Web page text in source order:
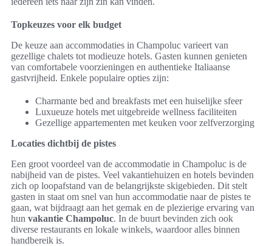
Topkeuzes voor elk budget
De keuze aan accommodaties in Champoluc varieert van
gezellige chalets tot modieuze hotels. Gasten kunnen genieten
van comfortabele voorzieningen en authentieke Italiaanse
gastvrijheid. Enkele populaire opties zijn:
Charmante bed and breakfasts met een huiselijke sfeer
Luxueuze hotels met uitgebreide wellness faciliteiten
Gezellige appartementen met keuken voor zelfverzorging
Locaties dichtbij de pistes
Een groot voordeel van de accommodatie in Champoluc is de
nabijheid van de pistes. Veel vakantiehuizen en hotels bevinden
zich op loopafstand van de belangrijkste skigebieden. Dit stelt
gasten in staat om snel van hun accommodatie naar de pistes te
gaan, wat bijdraagt aan het gemak en de plezierige ervaring van
hun vakantie Champoluc. In de buurt bevinden zich ook
diverse restaurants en lokale winkels, waardoor alles binnen
handbereik is.